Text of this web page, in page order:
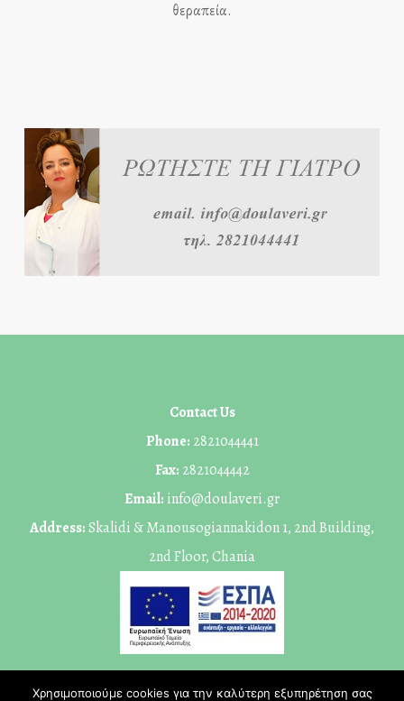
θεραπεία.
Contact Us
Phone: 2821044441
Fax: 2821044442
Email: info@doulaveri.gr
Address:Skalidi & Manousogiannakidon 1, 2nd Building,
2nd Floor, Chania
Χρησιμοποιούμε cookies για την καλύτερη εξυπηρέτηση σας